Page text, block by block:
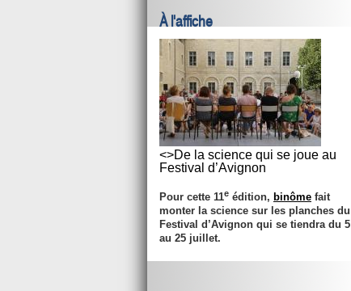
À l'affiche
<>De la science qui se joue au
Festival d’Avignon
Pour cette 11e édition, binôme fait
monter la science sur les planches du
Festival d’Avignon qui se tiendra du 5
au 25 juillet.